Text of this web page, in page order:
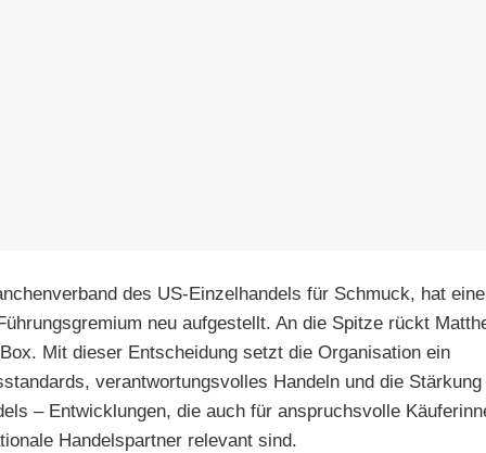
des US‑Einzelhandels für Schmuck, hat
neu aufgestellt. An die Spitze rückt
Mit dieser Entscheidung setzt die Organisation ein
verantwortungsvolles Handeln und die Stärkung
– Entwicklungen, die auch für anspruchsvolle
Handelspartner relevant sind.